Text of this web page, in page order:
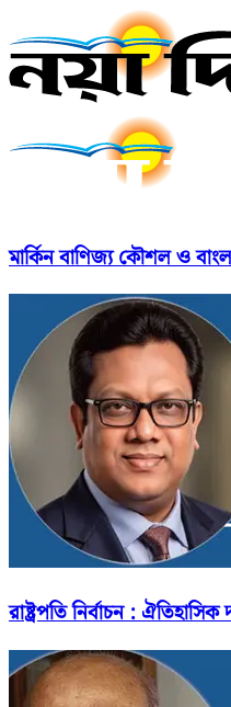
মার্কিন বাণিজ্য কৌশল ও
রাষ্ট্রপতি নির্বাচন :